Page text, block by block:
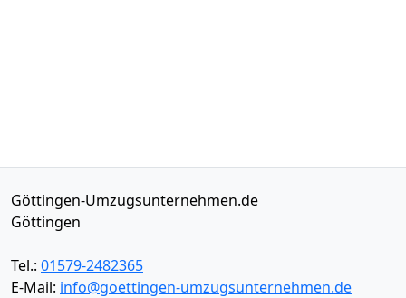
Göttingen-Umzugsunternehmen.de
Göttingen
Tel.: 01579-2482365
E-Mail: info@goettingen-umzugsunternehmen.de